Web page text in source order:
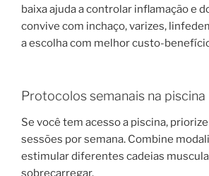
baixa ajuda a controlar inflamação e
convive com inchaço, varizes,
a escolha com melhor custo-
Protocolos semanais na piscina
Se você tem acesso a piscina,
sessões por semana. Combine
estimular diferentes cadeias
sobrecarregar.